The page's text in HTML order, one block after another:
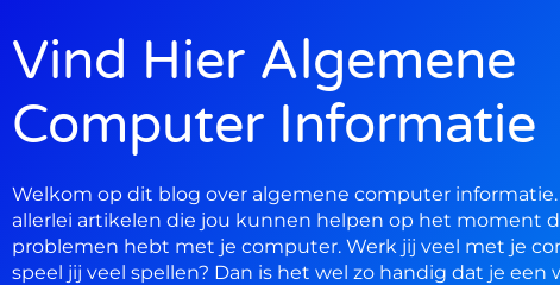
Vind Hier Algemene
Computer Informatie
Welkom op dit blog over algemene computer
allerlei artikelen die jou kunnen helpen op het moment
problemen hebt met je computer. Werk jij veel met je
speel jij veel spellen? Dan is het wel zo handig dat je een